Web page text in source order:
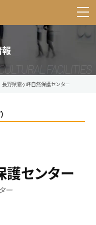
長野県霧ヶ峰自然保護センター
）
護センター
ー